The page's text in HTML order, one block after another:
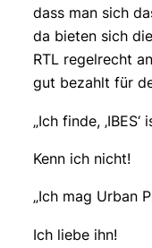
dass man sich
da bieten sich
RTL regelrecht
gut bezahlt für
„Ich finde,
Kenn ich nicht!
„Ich mag Urban
Ich liebe ihn!